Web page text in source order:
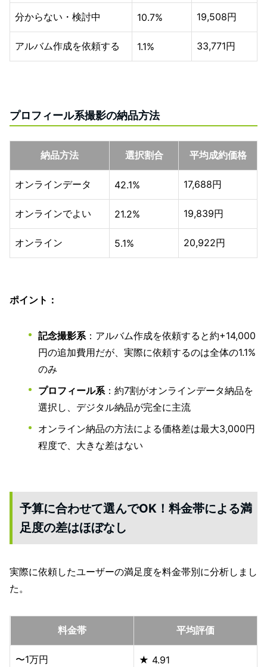
分からない・検討中 10.7% 19,508円
アルバム作成を依頼する 1.1% 33,771円
プロフィール系撮影の納品方法
納品方法 選択割合 平均成約価格
オンラインデータ 42.1% 17,688円
オンラインでよい 21.2% 19,839円
オンライン 5.1% 20,922円
ポイント：
記念撮影系：アルバム作成を依頼すると約+14,000
円の追加費用だが、実際に依頼するのは全体の1.1%
のみ
プロフィール系：約7割がオンラインデータ納品を
選択し、デジタル納品が完全に主流
オンライン納品の方法による価格差は最大3,000円
程度で、大きな差はない
予算に合わせて選んでOK！料金帯による満
足度の差はほぼなし
実際に依頼したユーザーの満足度を料金帯別に分析しまし
た。
料金帯 平均評価
〜1万円 ★ 4.91